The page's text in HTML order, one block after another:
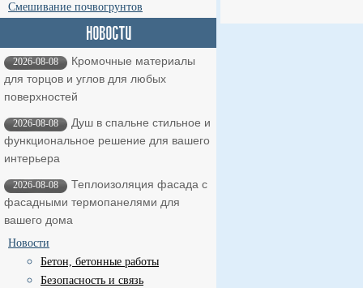
Смешивание почвогрунтов
2026-08-08
Кромочные материалы
для торцов и углов для любых
поверхностей
2026-08-08
Душ в спальне стильное и
функциональное решение для вашего
интерьера
2026-08-08
Теплоизоляция фасада с
фасадными термопанелями для
вашего дома
Новости
Бетон, бетонные работы
Безопасность и связь